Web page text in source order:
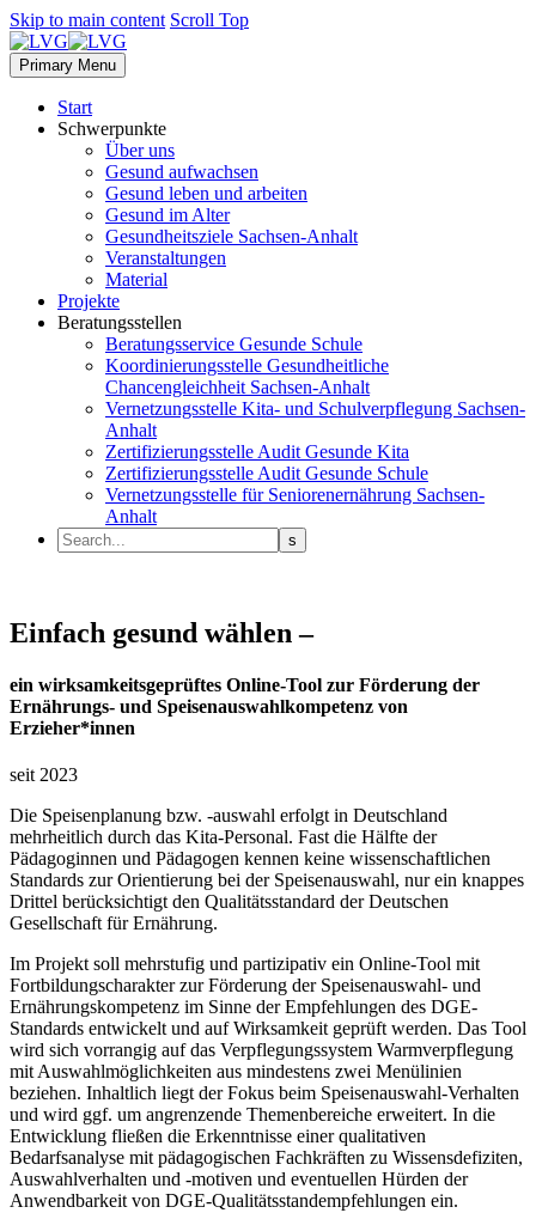
Skip to main content Scroll Top
Primary Menu
Start
Schwerpunkte
Über uns
Gesund aufwachsen
Gesund leben und arbeiten
Gesund im Alter
Gesundheitsziele Sachsen-Anhalt
Veranstaltungen
Material
Projekte
Beratungsstellen
Beratungsservice Gesunde Schule
Koordinierungsstelle Gesundheitliche
Chancengleichheit Sachsen-Anhalt
Vernetzungsstelle Kita- und Schulverpflegung Sachsen-
Anhalt
Zertifizierungsstelle Audit Gesunde Kita
Zertifizierungsstelle Audit Gesunde Schule
Vernetzungsstelle für Seniorenernährung Sachsen-
Anhalt
Einfach gesund wählen –
ein wirksamkeitsgeprüftes Online-Tool zur Förderung der
Ernährungs- und Speisenauswahlkompetenz von
Erzieher*innen
seit 2023
Die Speisenplanung bzw. -auswahl erfolgt in Deutschland
mehrheitlich durch das Kita-Personal. Fast die Hälfte der
Pädagoginnen und Pädagogen kennen keine wissenschaftlichen
Standards zur Orientierung bei der Speisenauswahl, nur ein knappes
Drittel berücksichtigt den Qualitätsstandard der Deutschen
Gesellschaft für Ernährung.
Im Projekt soll mehrstufig und partizipativ ein Online-Tool mit
Fortbildungscharakter zur Förderung der Speisenauswahl- und
Ernährungskompetenz im Sinne der Empfehlungen des DGE-
Standards entwickelt und auf Wirksamkeit geprüft werden. Das Tool
wird sich vorrangig auf das Verpflegungssystem Warmverpflegung
mit Auswahlmöglichkeiten aus mindestens zwei Menülinien
beziehen. Inhaltlich liegt der Fokus beim Speisenauswahl-Verhalten
und wird ggf. um angrenzende Themenbereiche erweitert. In die
Entwicklung fließen die Erkenntnisse einer qualitativen
Bedarfsanalyse mit pädagogischen Fachkräften zu Wissensdefiziten,
Auswahlverhalten und -motiven und eventuellen Hürden der
Anwendbarkeit von DGE-Qualitätsstandempfehlungen ein.